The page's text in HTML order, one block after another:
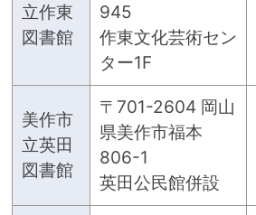
立作東
図書館
945
作東文化芸術セン
ター1F
美作市
立英田
図書館
〒701-2604 岡山
県美作市福本
806-1
英田公民館併設